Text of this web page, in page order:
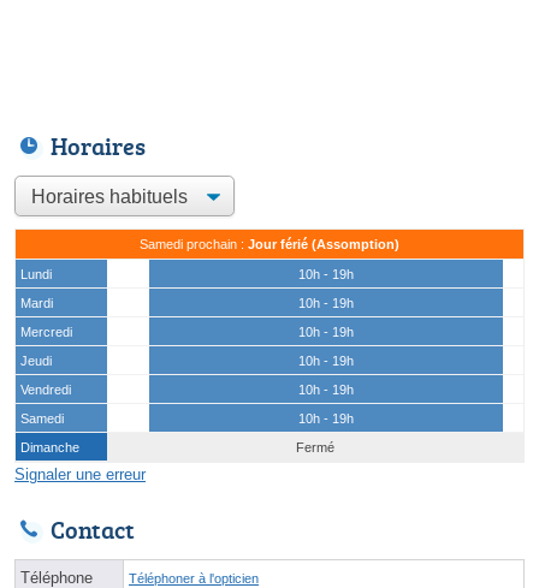
Horaires
Samedi prochain : Jour férié (Assomption)
Lundi
10h - 19h
Mardi
10h - 19h
Mercredi
10h - 19h
Jeudi
10h - 19h
Vendredi
10h - 19h
Samedi
10h - 19h
Dimanche
Fermé
Signaler une erreur
Contact
Téléphone Téléphoner à l'opticien